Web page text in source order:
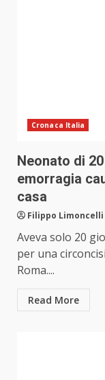
Cronaca Italia
Neonato di
emorragia
casa
Filippo Limoncelli
Aveva solo 20
per una
Roma....
Read More